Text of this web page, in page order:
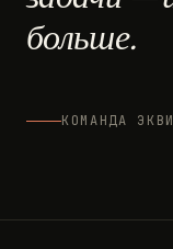
больше.
КОМАНДА